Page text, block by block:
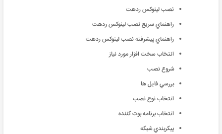
نصب لينوکس ردهت
راهنماي سريع نصب لينوکس ردهت
راهنماي پيشرفته نصب لينوکس ردهت
انتخاب سخت افزار مورد نياز
شروع نصب
بررسي فايل ها
انتخاب نوع نصب
انتخاب برنامه بوت کننده
پيکربندي شبکه